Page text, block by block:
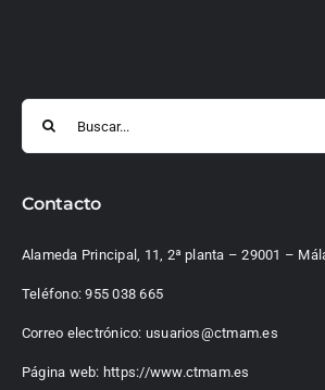
Contacto
Alameda Principal, 11, 2ª planta – 29001 –
Teléfono:955 038 665
Correo electrónico: usuarios@ctmam.es
Página web: https://www.ctmam.es